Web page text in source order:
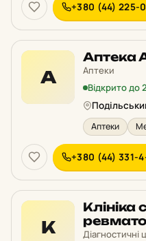
+380 (44) 225-0-
А
Аптека
Аптеки
Відкрито до
Аптеки
+380 (44) 331-4-
К
Клініка
Діагностичні